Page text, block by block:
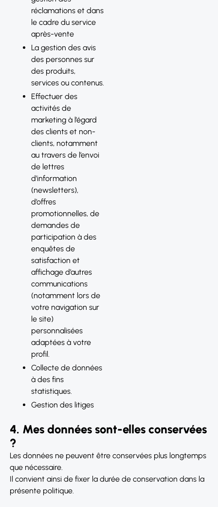
réclamations et dans
le cadre du service
après-vente
La gestion des avis
des personnes sur
des produits,
services ou contenus.
Effectuer des
activités de
marketing à l’égard
des clients et non-
clients, notamment
au travers de l’envoi
de lettres
d’information
(newsletters),
d’offres
promotionnelles, de
demandes de
participation à des
enquêtes de
satisfaction et
affichage d’autres
communications
(notamment lors de
votre navigation sur
le site)
personnalisées
adaptées à votre
profil.
Collecte de données
à des fins
statistiques.
Gestion des litiges
4. Mes données sont-elles conservées
?
Les données ne peuvent être conservées plus longtemps
que nécessaire.
Il convient ainsi de fixer la durée de conservation dans la
présente politique.